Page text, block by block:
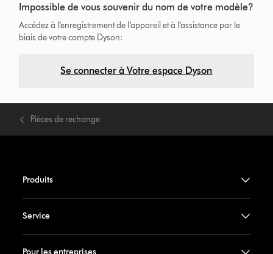
Impossible de vous souvenir du nom de votre modèle?
Accédez à l’enregistrement de l’appareil et à l’assistance par le
biais de votre compte Dyson:
Se connecter à Votre espace Dyson
Pièces de rechange
Produits
Service
Pour les entreprises